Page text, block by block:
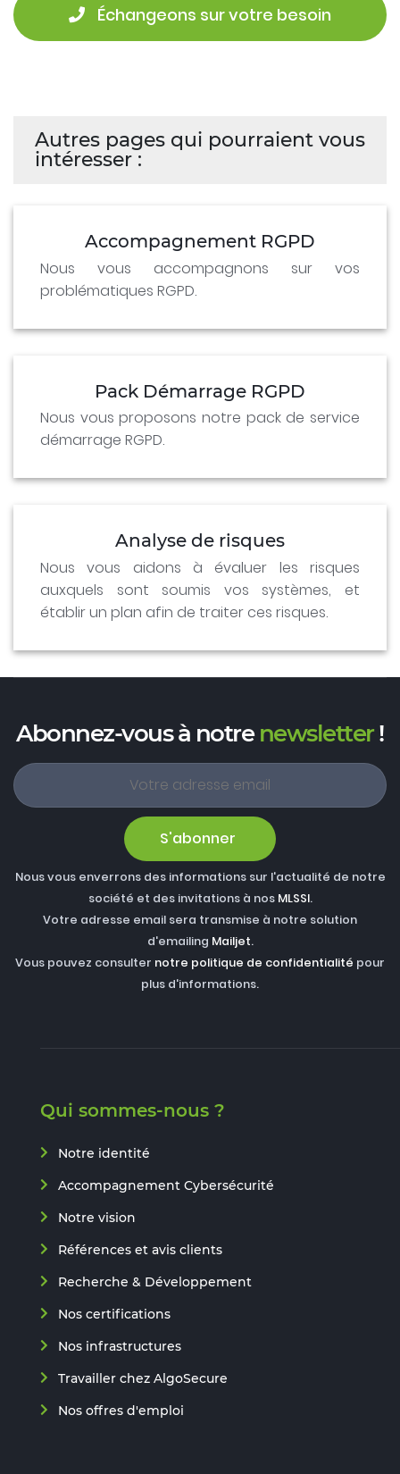
Échangeons sur votre besoin
Autres pages qui pourraient vous
intéresser :
Accompagnement RGPD
Nous vous accompagnons sur vos
problématiques RGPD.
Pack Démarrage RGPD
Nous vous proposons notre pack de service
démarrage RGPD.
Analyse de risques
Nous vous aidons à évaluer les risques
auxquels sont soumis vos systèmes, et
établir un plan afin de traiter ces risques.
Abonnez-vous à notrenewsletter!
S'abonner
Nous vous enverrons des informations sur l'actualité de notre
société et des invitations à nos MLSSI.
Votre adresse email sera transmise à notre solution
d'emailing Mailjet.
Vous pouvez consulter notre politique de confidentialité pour
plus d'informations.
Qui sommes-nous ?
Notre identité
Accompagnement Cybersécurité
Notre vision
Références et avis clients
Recherche & Développement
Nos certifications
Nos infrastructures
Travailler chez AlgoSecure
Nos offres d'emploi